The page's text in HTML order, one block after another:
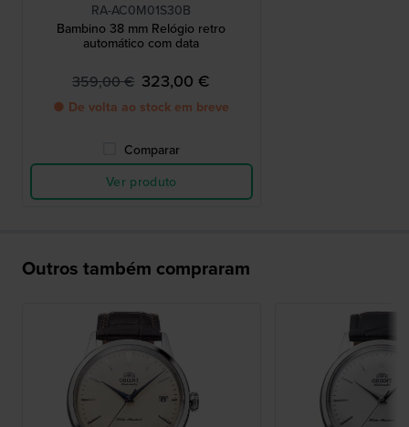
RA-AC0M01S30B
Bambino 38 mm Relógio retro
automático com data
359,00 € 323,00 €
● De volta ao stock em breve
Comparar
Ver produto
Outros também compraram